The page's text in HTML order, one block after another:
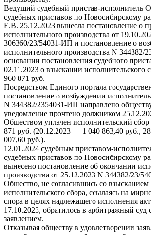
Ведущий судебный пристав-исполнитель
судебных приставов по Новосибирскому
Е.В. 25.12.2023 вынесла постановление о
исполнительного производства от
306360/23/54031-ИП и постановление о
исполнительного производства N 344382/
основании постановления судебного
02.11.2023 о взыскании исполнительского
960 871 руб.
Посредством Единого портала
постановление о возбуждении
N 344382/2354031-ИП направлено
уведомление прочтено должником
Обществом уплачен исполнительский сбор
871 руб. (20.12.2023 — 1 040 863,40 руб.,
007,60 руб.).
12.01.2024 судебным приставом-
судебных приставов по Новосибирскому
вынесено постановление об окончании
производства от 25.12.2023 N 344382/23/
Общество, не согласившись со взысканием
исполнительского сбора, ссылаясь на
спора в целях надлежащего исполнения
17.10.2023, обратилось в арбитражный суд
заявлением.
Отказывая обществу в удовлетворении